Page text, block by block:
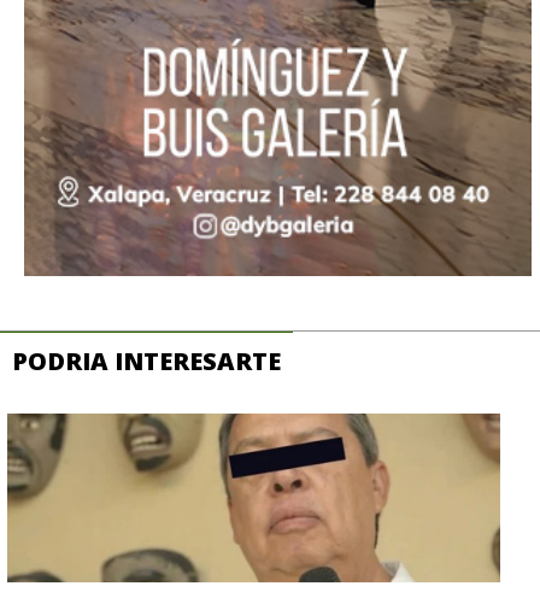
PODRIA INTERESARTE